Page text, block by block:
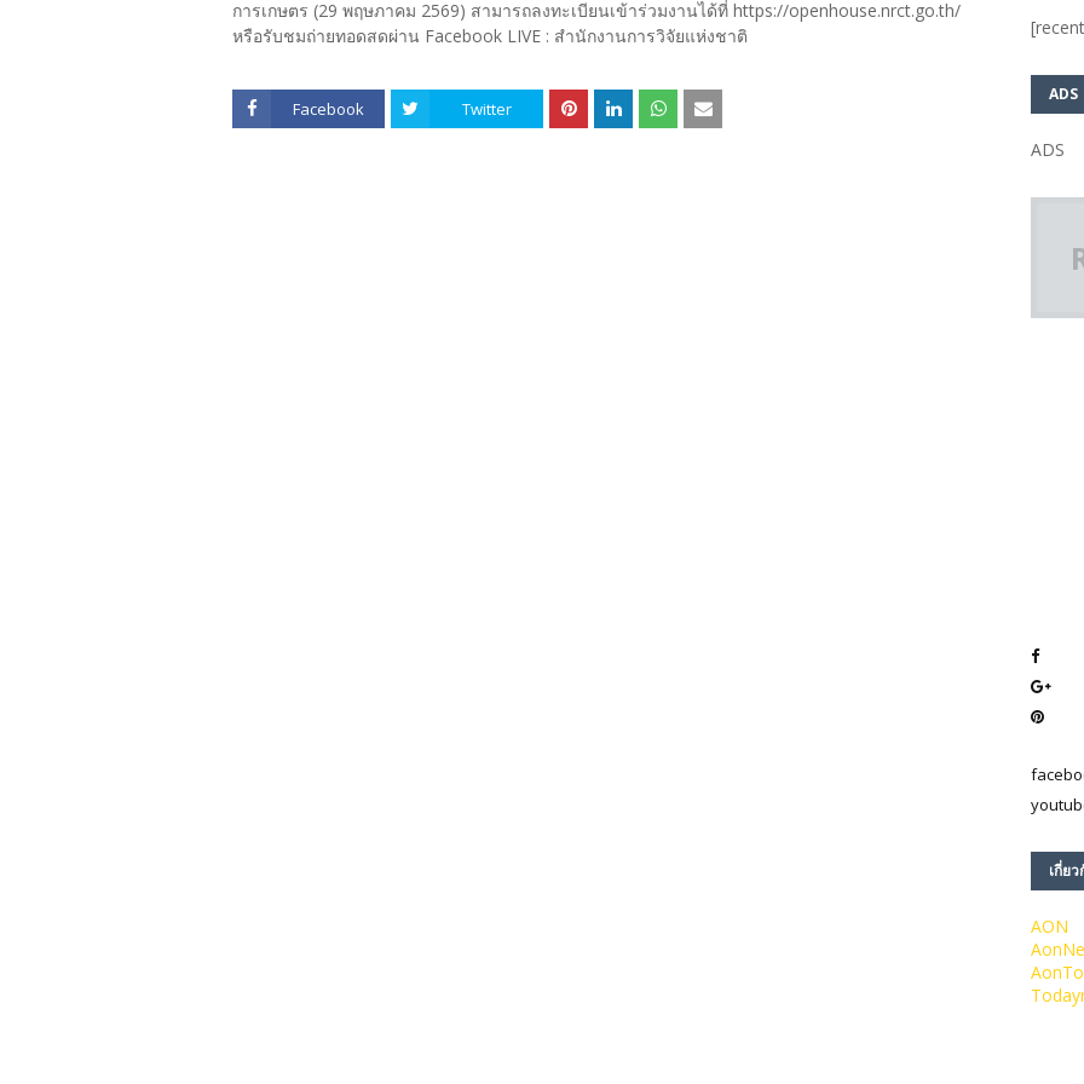
การเกษตร (29 พฤษภาคม 2569) สามารถลงทะเบียนเข้าร่วมงานได้ที่ https://openhouse.nrct.go.th/
หรือรับชมถ่ายทอดสดผ่าน Facebook LIVE : สำนักงานการวิจัยแห่งชาติ
Facebook Twitter
ADS
ADS
เกี่ย
AON